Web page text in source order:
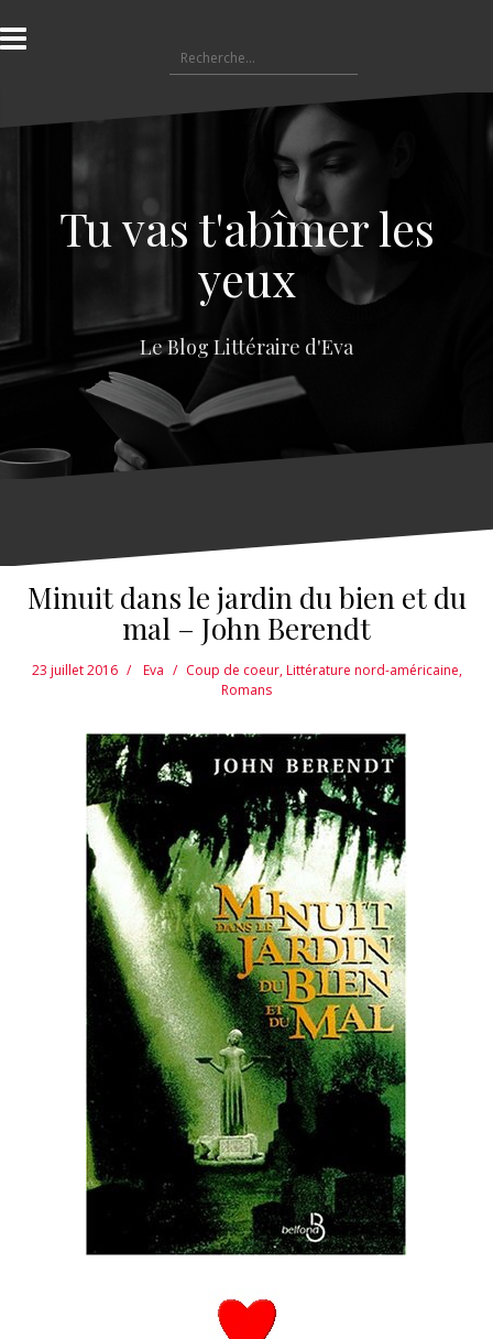
l
a
e
e
Tu vas t'abîmer les
yeux
Le Blog Littéraire d'Eva
Minuit dans le jardin du bien et du
mal – John Berendt
23 juillet 2016 Eva Coup de coeur,Littérature nord-américaine,
Romans